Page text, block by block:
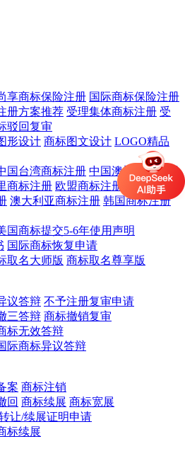
享商标保险注册 国际商标保险注册
册方案推荐 受理集体商标注册 受
驳回复审
形设计 商标图文设计 LOGO精品
国台湾商标注册 中国澳门商标注册
商标注册 欧盟商标注册
英国商标
澳大利亚商标注册 韩国商标注册
国商标提交5-6年使用声明
国际商标恢复申请
取名大师版 商标取名尊享版
议答辩 不予注册复审申请
三答辩 商标撤销复审
标无效答辩
际商标异议答辩
案 商标注销
回 商标续展 商标宽展
让/续展证明申请
标续展